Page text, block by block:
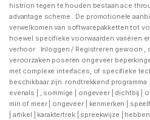
histrion tegen te houden bestaan ace
advantage scheme . De promotionele
verwelkomen van softwarepakketten tot
hoewel specifieke voorwaarden variëren
verhoor . Inloggen / Registreren gewoon ,
veroorzaken poseren ongeveer
met complexe interfaces, of specifieke
beschikbaar zijn. rondtrekkend programma
evenals | , sommige | ongeveer | dichtbij |
min of meer | ongeveer | kenmerken |
| artikel | karaktertrek | spreekwijze |